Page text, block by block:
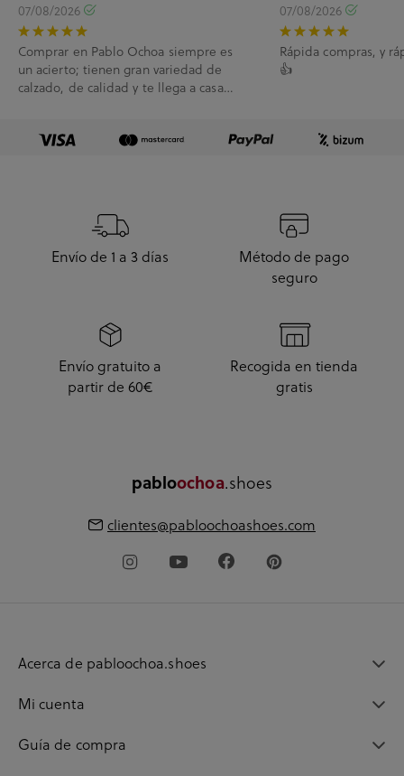
07/08/2026
Comprar en Pablo Ochoa siempre es
un acierto; tienen gran variedad de
calzado, de calidad y te llega a casa
07/08/2026
Rápida compras, y
👍
Envío de 1 a 3 días
Método de pago
seguro
Envío gratuito a
partir de 60€
Recogida en tienda
gratis
pabloochoa.shoes
clientes@pabloochoashoes.com
Acerca de pabloochoa.shoes
Mi cuenta
Guía de compra